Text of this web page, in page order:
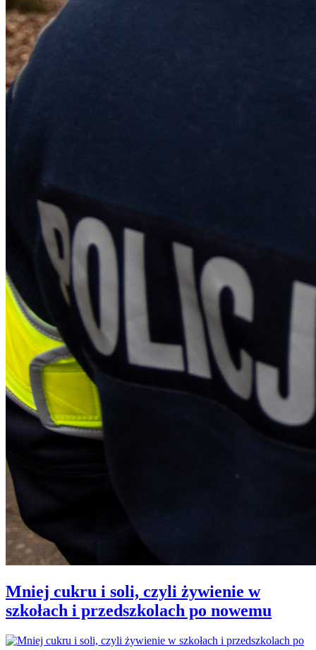
Mniej cukru i soli, czyli żywienie w
szkołach i przedszkolach po nowemu